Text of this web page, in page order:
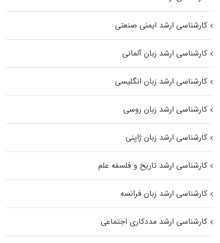
کارشناسی ارشد ایمنی صنعتی
کارشناسی ارشد زبان آلمانی
کارشناسی ارشد زبان انگلیسی
کارشناسی ارشد زبان روسی
کارشناسی ارشد زبان ژاپنی
کارشناسی ارشد تاریخ و فلسفه علم
کارشناسی ارشد زبان فرانسه
کارشناسی ارشد مددکاری اجتماعی